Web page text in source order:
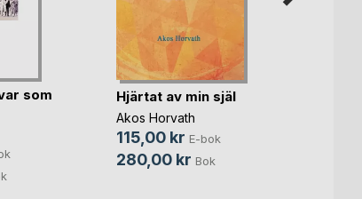
som
Hjärtat av min själ
Akos Horvath
115,00 kr E-bok
280,00 kr Bok